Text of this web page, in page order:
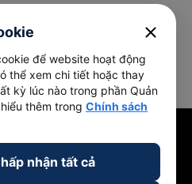
HOÁ
hoá
close
để website hoạt động
thể xem chi tiết hoặc thay
kỳ lúc nào trong phần Quản
thêm trong Chính sách
nhận tất cả